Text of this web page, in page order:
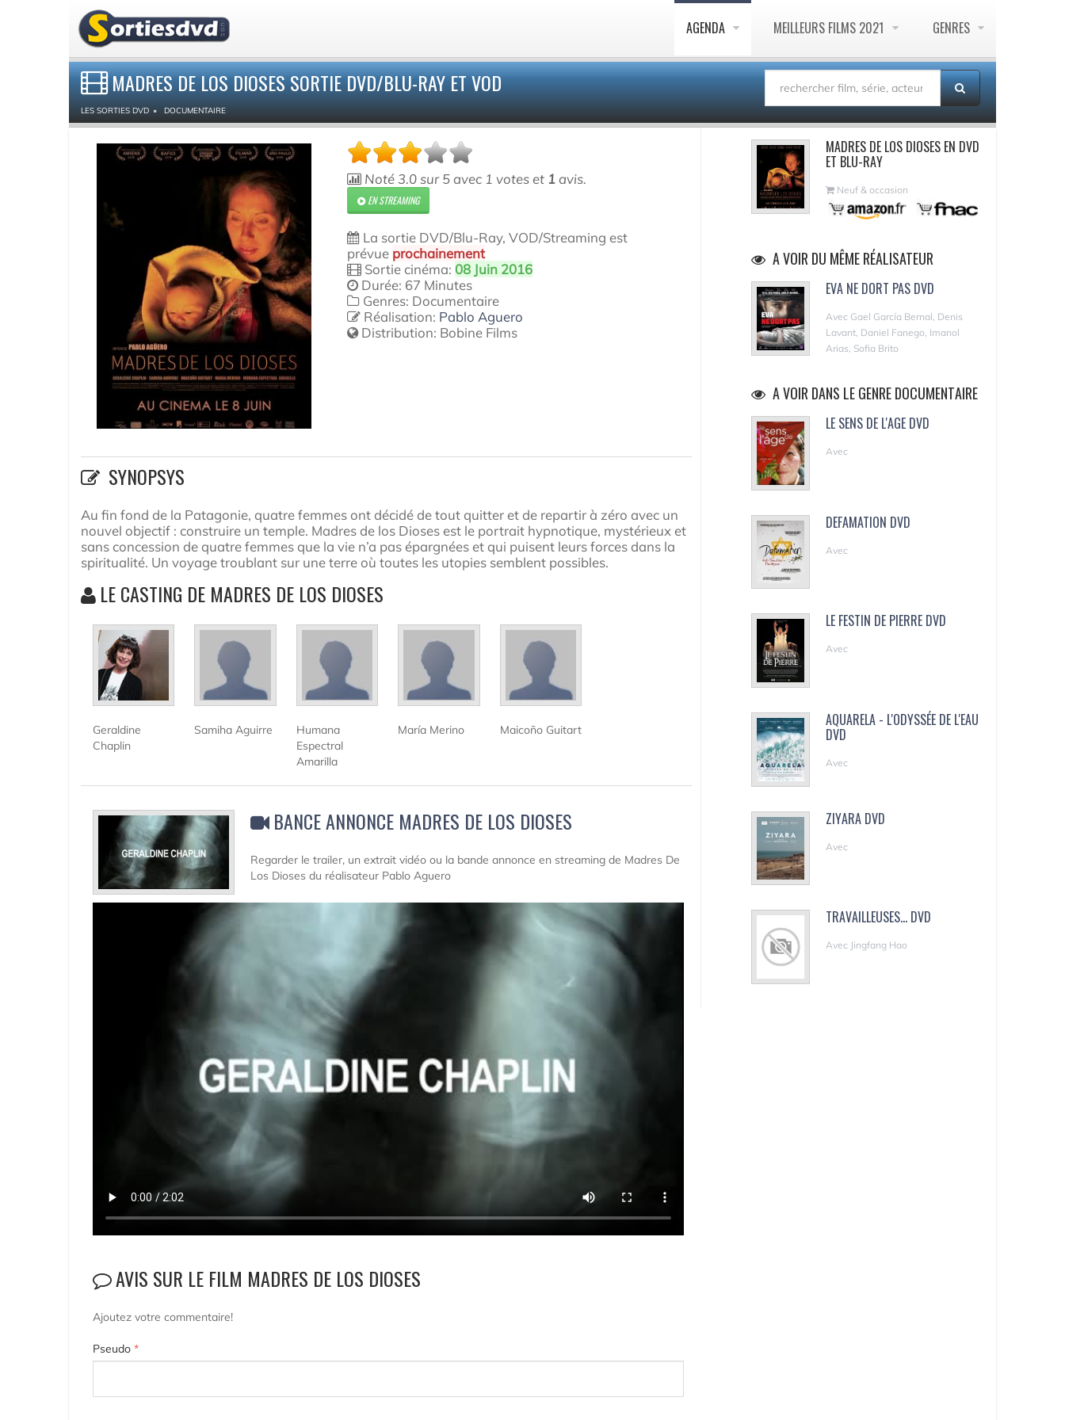
AGENDA MEILLEURS FILMS 2021 GENRES
MADRES DE LOS DIOSES SORTIE DVD/BLU-RAY ET VOD
LES SORTIES DVD DOCUMENTAIRE
Noté 3.0sur5 avec 1 votes et 1 avis.
EN STREAMING
La sortie DVD/Blu-Ray, VOD/Streaming est
prévue prochainement
Sortie cinéma: 08 Juin 2016
Durée: 67 Minutes
Genres: Documentaire
Réalisation: Pablo Aguero
Distribution: Bobine Films
SYNOPSYS
Au fin fond de la Patagonie, quatre femmes ont décidé de tout quitter et de repartir à zéro avec un
nouvel objectif : construire un temple. Madres de los Dioses est le portrait hypnotique, mystérieux et
sans concession de quatre femmes que la vie n’a pas épargnées et qui puisent leurs forces dans la
spiritualité. Un voyage troublant sur une terre où toutes les utopies semblent possibles.
LE CASTING DE MADRES DE LOS DIOSES
Geraldine
Chaplin
Samiha Aguirre
Humana
Espectral
Amarilla
María Merino Maicoño Guitart
BANCE ANNONCE MADRES DE LOS DIOSES
Regarder le trailer, un extrait vidéo ou la bande annonce en streaming de Madres De
Los Dioses du réalisateur Pablo Aguero
AVIS SUR LE FILM MADRES DE LOS DIOSES
Ajoutez votre commentaire!
Pseudo *
MADRES DE LOS DIOSES EN DVD
ET BLU-RAY
Neuf & occasion
A VOIR DU MÊME RÉALISATEUR
EVA NE DORT PAS DVD
Avec Gael García Bernal, Denis
Lavant, Daniel Fanego, Imanol
Arias, Sofia Brito
A VOIR DANS LE GENRE DOCUMENTAIRE
LE SENS DE L'AGE DVD
Avec
DEFAMATION DVD
Avec
LE FESTIN DE PIERRE DVD
Avec
AQUARELA - L'ODYSSÉE DE L'EAU
DVD
Avec
ZIYARA DVD
Avec
TRAVAILLEUSES... DVD
Avec Jingfang Hao